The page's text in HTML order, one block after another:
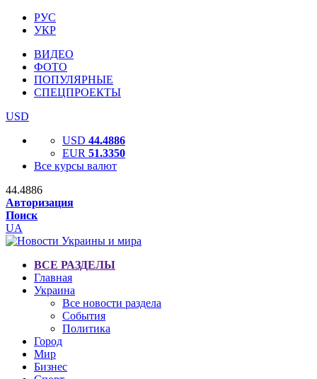
РУС
УКР
ВИДЕО
ФОТО
ПОПУЛЯРНЫЕ
СПЕЦПРОЕКТЫ
USD
USD 44.4886
EUR 51.3350
Все курсы валют
44.4886
Авторизация
Поиск
UA
ВСЕ РАЗДЕЛЫ
Главная
Украина
Все новости раздела
События
Политика
Город
Мир
Бизнес